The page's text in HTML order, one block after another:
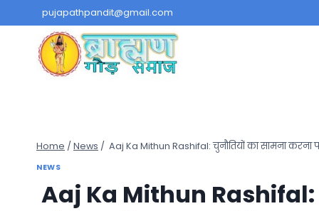
to
content
pujapathpandit@gmail.com
Home / News / Aaj Ka Mithun Rashifal: चुनौतियों का सामना
NEWS
Aaj Ka Mithun